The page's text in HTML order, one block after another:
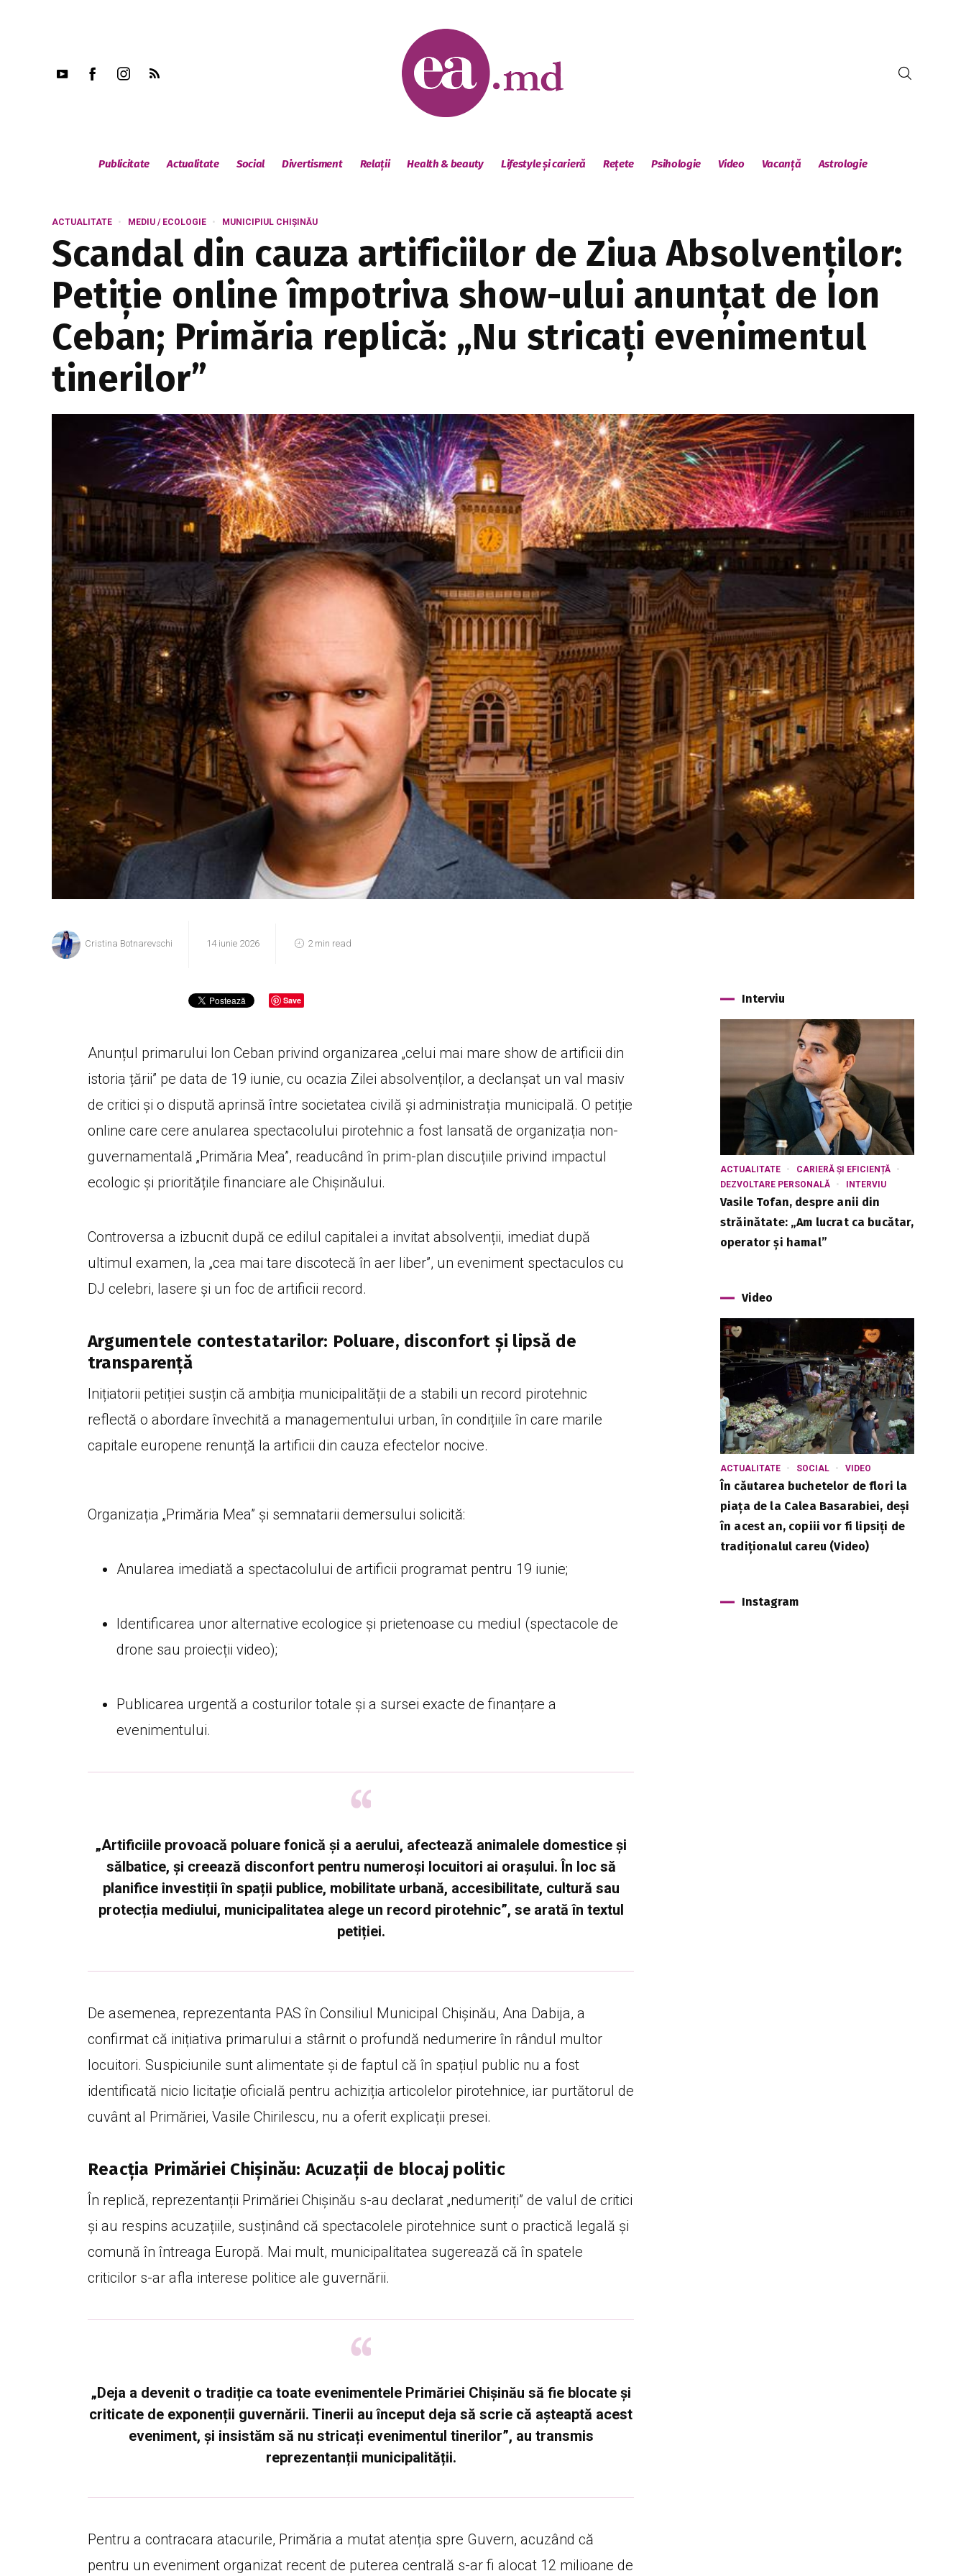
Publicitate Actualitate Social Divertisment Relații Health & beauty Lifestyle și carieră Rețete Psihologie Video Vacanță Astrologie
ACTUALITATE MEDIU / ECOLOGIE MUNICIPIUL CHIȘINĂU
Scandal din cauza artificiilor de Ziua Absolvenților:
Petiție online împotriva show-ului anunțat de Ion
Ceban; Primăria replică: „Nu stricați evenimentul
tinerilor”
Cristina Botnarevschi 14 iunie 2026 2 min read
Save
Anunțul primarului Ion Ceban privind organizarea „celui mai mare show de artificii din
istoria țării” pe data de 19 iunie, cu ocazia Zilei absolvenților, a declanșat un val masiv
de critici și o dispută aprinsă între societatea civilă și administrația municipală. O petiție
online care cere anularea spectacolului pirotehnic a fost lansată de organizația non-
guvernamentală „Primăria Mea”, readucând în prim-plan discuțiile privind impactul
ecologic și prioritățile financiare ale Chișinăului.
Controversa a izbucnit după ce edilul capitalei a invitat absolvenții, imediat după
ultimul examen, la „cea mai tare discotecă în aer liber”, un eveniment spectaculos cu
DJ celebri, lasere și un foc de artificii record.
Argumentele contestatarilor: Poluare, disconfort și lipsă de
transparență
Inițiatorii petiției susțin că ambiția municipalității de a stabili un record pirotehnic
reflectă o abordare învechită a managementului urban, în condițiile în care marile
capitale europene renunță la artificii din cauza efectelor nocive.
Organizația „Primăria Mea” și semnatarii demersului solicită:
Anularea imediată a spectacolului de artificii programat pentru 19 iunie;
Identificarea unor alternative ecologice și prietenoase cu mediul (spectacole de
drone sau proiecții video);
Publicarea urgentă a costurilor totale și a sursei exacte de finanțare a
evenimentului.
„Artificiile provoacă poluare fonică și a aerului, afectează animalele domestice și
sălbatice, și creează disconfort pentru numeroși locuitori ai orașului. În loc să
planifice investiții în spații publice, mobilitate urbană, accesibilitate, cultură sau
protecția mediului, municipalitatea alege un record pirotehnic”, se arată în textul
petiției.
De asemenea, reprezentanta PAS în Consiliul Municipal Chișinău, Ana Dabija, a
confirmat că inițiativa primarului a stârnit o profundă nedumerire în rândul multor
locuitori. Suspiciunile sunt alimentate și de faptul că în spațiul public nu a fost
identificată nicio licitație oficială pentru achiziția articolelor pirotehnice, iar purtătorul de
cuvânt al Primăriei, Vasile Chirilescu, nu a oferit explicații presei.
Reacția Primăriei Chișinău: Acuzații de blocaj politic
În replică, reprezentanții Primăriei Chișinău s-au declarat „nedumeriți” de valul de critici
și au respins acuzațiile, susținând că spectacolele pirotehnice sunt o practică legală și
comună în întreaga Europă. Mai mult, municipalitatea sugerează că în spatele
criticilor s-ar afla interese politice ale guvernării.
„Deja a devenit o tradiție ca toate evenimentele Primăriei Chișinău să fie blocate și
criticate de exponenții guvernării. Tinerii au început deja să scrie că așteaptă acest
eveniment, și insistăm să nu stricați evenimentul tinerilor”, au transmis
reprezentanții municipalității.
Pentru a contracara atacurile, Primăria a mutat atenția spre Guvern, acuzând că
pentru un eveniment organizat recent de puterea centrală s-ar fi alocat 12 milioane de
Interviu
ACTUALITATE
CARIERĂ ȘI EFICIENȚĂ
DEZVOLTARE PERSONALĂ
INTERVIU
Vasile Tofan, despre anii din
străinătate: „Am lucrat ca bucătar,
operator și hamal”
Video
ACTUALITATE SOCIAL VIDEO
În căutarea buchetelor de flori la
piața de la Calea Basarabiei, deși
în acest an, copiii vor fi lipsiți de
tradiționalul careu (Video)
Instagram